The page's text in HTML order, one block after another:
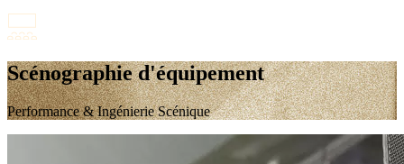
Scénographie d'équipement
Performance & Ingénierie Scénique